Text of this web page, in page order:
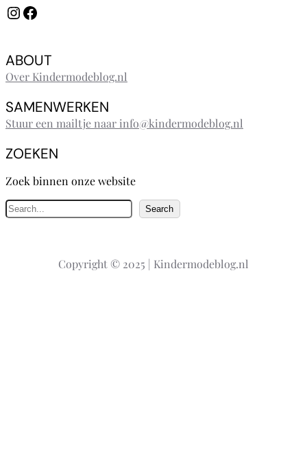
InstagramFacebook
ABOUT
Over Kindermodeblog.nl
SAMENWERKEN
Stuur een mailtje naar info@kindermodeblog.nl
ZOEKEN
Zoek binnen onze website
Z
o
e
Search
Copyright © 2025 | Kindermodeblog.nl